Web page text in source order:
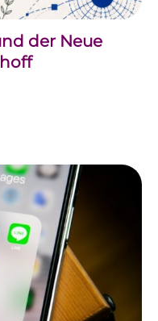
der Neue